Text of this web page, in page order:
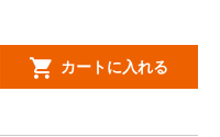
カートに入れる